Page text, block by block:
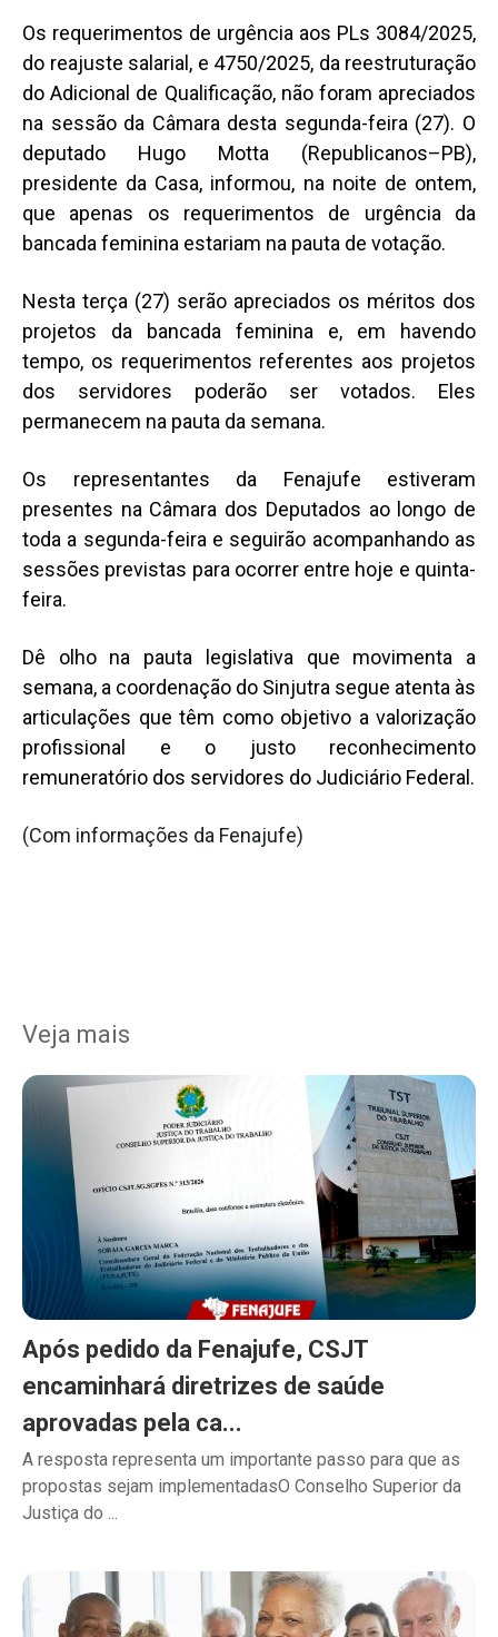
Os requerimentos de urgência aos PLs 3084/2025,
do reajuste salarial, e 4750/2025, da reestruturação
do Adicional de Qualificação, não foram apreciados
na sessão da Câmara desta segunda-feira (27). O
deputado Hugo Motta (Republicanos–PB),
presidente da Casa, informou, na noite de ontem,
que apenas os requerimentos de urgência da
bancada feminina estariam na pauta de votação.
Nesta terça (27) serão apreciados os méritos dos
projetos da bancada feminina e, em havendo
tempo, os requerimentos referentes aos projetos
dos servidores poderão ser votados. Eles
permanecem na pauta da semana.
Os representantes da Fenajufe estiveram
presentes na Câmara dos Deputados ao longo de
toda a segunda-feira e seguirão acompanhando as
sessões previstas para ocorrer entre hoje e quinta-
feira.
Dê olho na pauta legislativa que movimenta a
semana, a coordenação do Sinjutra segue atenta às
articulações que têm como objetivo a valorização
profissional e o justo reconhecimento
remuneratório dos servidores do Judiciário Federal.
(Com informações da Fenajufe)
Veja mais
Após pedido da Fenajufe, CSJT
encaminhará diretrizes de saúde
aprovadas pela ca...
A resposta representa um importante passo para que as
propostas sejam implementadasO Conselho Superior da
Justiça do ...